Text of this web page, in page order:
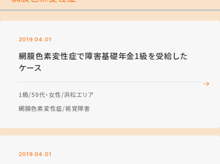
2019.04.01
網膜色素変性症で障害基礎年金1級を受給した
ケース
1級 50代・女性 浜松エリア
網膜色素変性症 視覚障害
2019.04.01